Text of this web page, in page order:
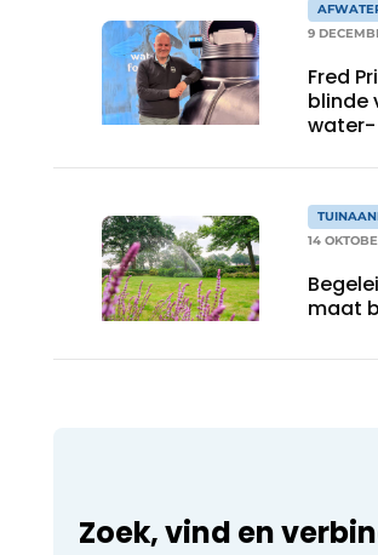
9
Fred
blinde
water-
14
maat
Zoek, vind en